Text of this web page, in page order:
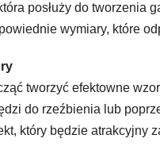
posłuży do tworzenia
wymiary, które
tworzyć efektowne
do rzeźbienia lub
który będzie atrakcyjny